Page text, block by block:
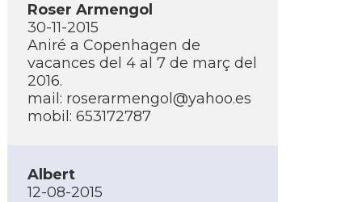
Roser Armengol
30-11-2015
Aniré a Copenhagen de
vacances del 4 al 7 de març del
2016.
mail: roserarmengol@yahoo.es
mobil: 653172787
Albert
12-08-2015